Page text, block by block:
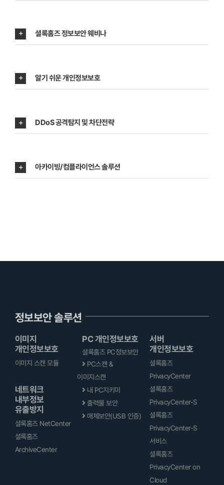
셜록홈즈 정보보안 웨비나
알기 쉬운 개인정보보호
DDoS 공격탐지 및 차단전략
아카이빙/컴플라이언스 솔루션
정보보안 솔루션
이미지
개인정보보호
이미지 스캔 모듈
네트워크
내부정보
유출방지
셜록홈즈 NetCenter
셜록홈즈
ArchiveCenter
PC 개인정보보호
셜록홈즈 PC정보보안
PC스캔 &
이미지스캔
내 PC지키미
출력물 보안
매체보안(USB 인증)
서버
개인정보보호
셜록홈즈
PrivacyCenter
셜록홈즈
PrivacyCenter-S
셜록홈즈
PrivacyCenter-S
서비스
셜록홈즈
PrivacyCenter on
Cloud